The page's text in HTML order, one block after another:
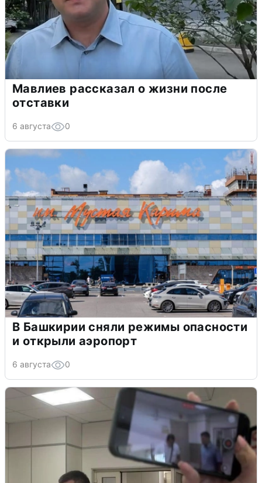
Мавлиев рассказал о жизни после
отставки
6 августа 0
В Башкирии сняли режимы опасности
и открыли аэропорт
6 августа 0